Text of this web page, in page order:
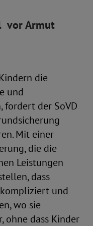
vor Armut
die
und
fordert der SoVD
Mit einer
die die
Leistungen
dass
und
wo sie
ohne dass Kinder